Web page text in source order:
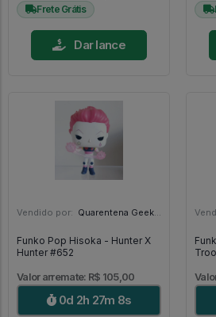
Frete Grátis
Dar lance
Vendido por: Quarentena Geek Store - SP
Funko Pop Hisoka - Hunter X
Hunter #652
Valor arremate: R$ 105,00
0d 2h 27m 6s